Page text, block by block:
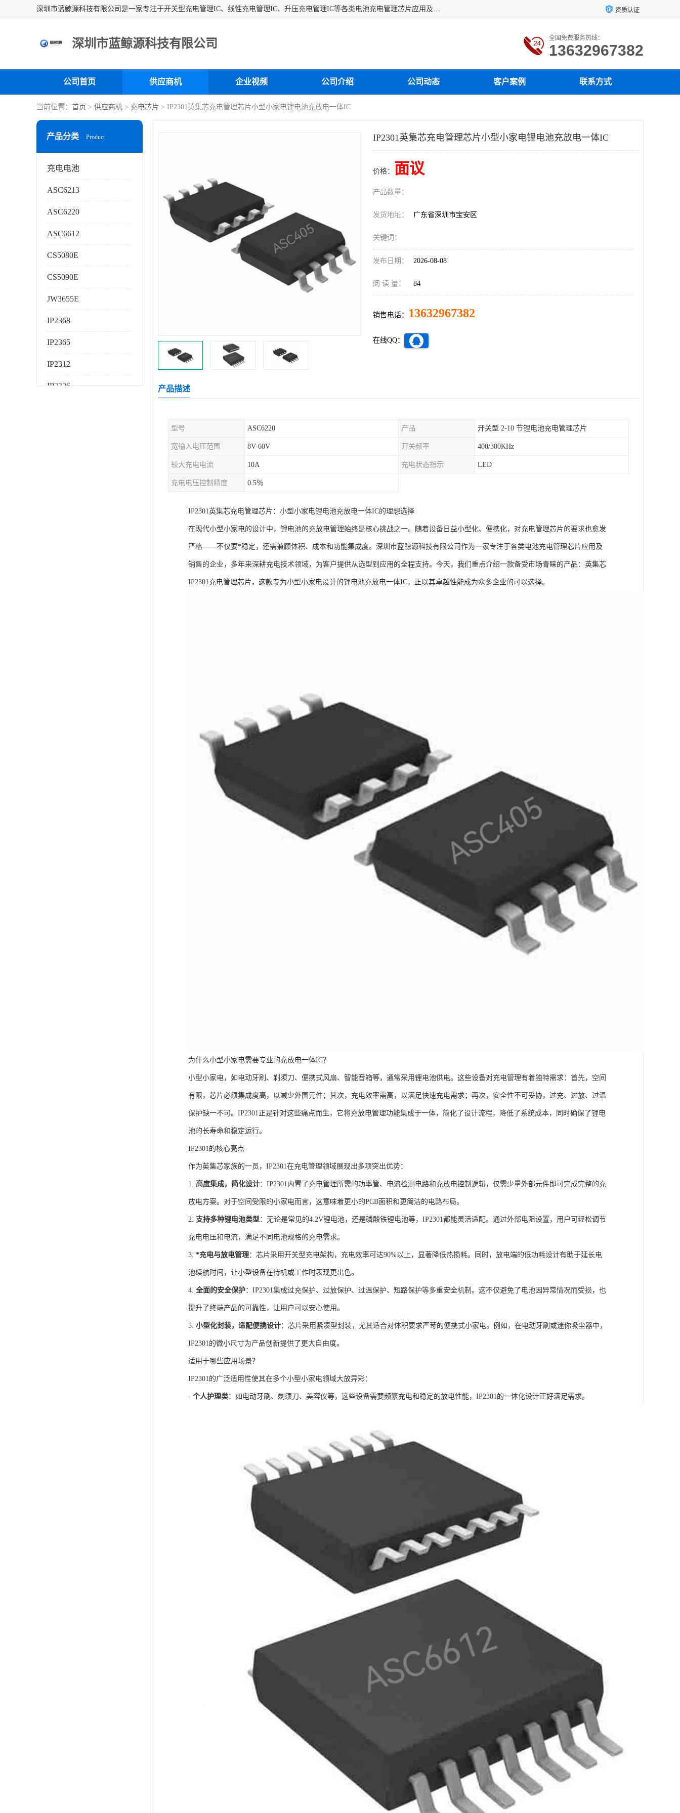
深圳市蓝鲸源科技有限公司是一家专注于开关型充电管理IC、线性充电管理IC、升压充电管理IC等各类电池充电管理芯片应用及芯片销售的企业，多年来公司为众多企业解决充电应用难题，设计缺陷，EMC超量等问题，是一家以充电技术指导为核心的充电芯片销售公司。 资质认证
深圳市蓝鲸源科技有限公司 全国免费服务热线：
13632967382
公司首页 供应商机 企业视频 公司介绍 公司动态 客户案例 联系方式
当前位置： 首页 > 供应商机 > 充电芯片 > IP2301英集芯充电管理芯片小型小家电锂电池充放电一体IC
产品分类 Product
充电电池
ASC6213
ASC6220
ASC6612
CS5080E
CS5090E
JW3655E
IP2368
IP2365
IP2312
IP2326
IP2301英集芯充电管理芯片小型小家电锂电池充放电一体IC
价格： 面议
产品数量：
发货地址： 广东省深圳市宝安区
关键词：
发布日期： 2026-08-08
阅 读 量： 84
销售电话： 13632967382
在线QQ：
产品描述
型号 ASC6220 产品 开关型 2-10 节锂电池充电管理芯片
宽输入电压范围 8V-60V 开关频率 400/300KHz
较大充电电流 10A 充电状态指示 LED
充电电压控制精度 0.5％
IP2301英集芯充电管理芯片：小型小家电锂电池充放电一体IC的理想选择
在现代小型小家电的设计中，锂电池的充放电管理始终是核心挑战之一。随着设备日益小型化、便携化，对充电管理芯片的要求也愈发
严格——不仅要*稳定，还需兼顾体积、成本和功能集成度。深圳市蓝鲸源科技有限公司作为一家专注于各类电池充电管理芯片应用及
销售的企业，多年来深耕充电技术领域，为客户提供从选型到应用的全程支持。今天，我们重点介绍一款备受市场青睐的产品：英集芯
IP2301充电管理芯片，这款专为小型小家电设计的锂电池充放电一体IC，正以其卓越性能成为众多企业的可以选择。
为什么小型小家电需要专业的充放电一体IC？
小型小家电，如电动牙刷、剃须刀、便携式风扇、智能音箱等，通常采用锂电池供电。这些设备对充电管理有着独特需求：首先，空间
有限，芯片必须集成度高，以减少外围元件；其次，充电效率需高，以满足快速充电需求；再次，安全性不可妥协，过充、过放、过温
保护缺一不可。IP2301正是针对这些痛点而生，它将充放电管理功能集成于一体，简化了设计流程，降低了系统成本，同时确保了锂电
池的长寿命和稳定运行。
IP2301的核心亮点
作为英集芯家族的一员，IP2301在充电管理领域展现出多项突出优势：
1. 高度集成，简化设计：IP2301内置了充电管理所需的功率管、电流检测电路和充放电控制逻辑，仅需少量外部元件即可完成完整的充
放电方案。对于空间受限的小家电而言，这意味着更小的PCB面积和更简洁的电路布局。
2. 支持多种锂电池类型：无论是常见的4.2V锂电池，还是磷酸铁锂电池等，IP2301都能灵活适配。通过外部电阻设置，用户可轻松调节
充电电压和电流，满足不同电池规格的充电需求。
3. *充电与放电管理：芯片采用开关型充电架构，充电效率可达90%以上，显著降低热损耗。同时，放电端的低功耗设计有助于延长电
池续航时间，让小型设备在待机或工作时表现更出色。
4. 全面的安全保护：IP2301集成过充保护、过放保护、过温保护、短路保护等多重安全机制。这不仅避免了电池因异常情况而受损，也
提升了终端产品的可靠性，让用户可以安心使用。
5. 小型化封装，适配便携设计：芯片采用紧凑型封装，尤其适合对体积要求严苛的便携式小家电。例如，在电动牙刷或迷你吸尘器中，
IP2301的微小尺寸为产品创新提供了更大自由度。
适用于哪些应用场景？
IP2301的广泛适用性使其在多个小型小家电领域大放异彩：
- 个人护理类：如电动牙刷、剃须刀、美容仪等，这些设备需要频繁充电和稳定的放电性能，IP2301的一体化设计正好满足需求。